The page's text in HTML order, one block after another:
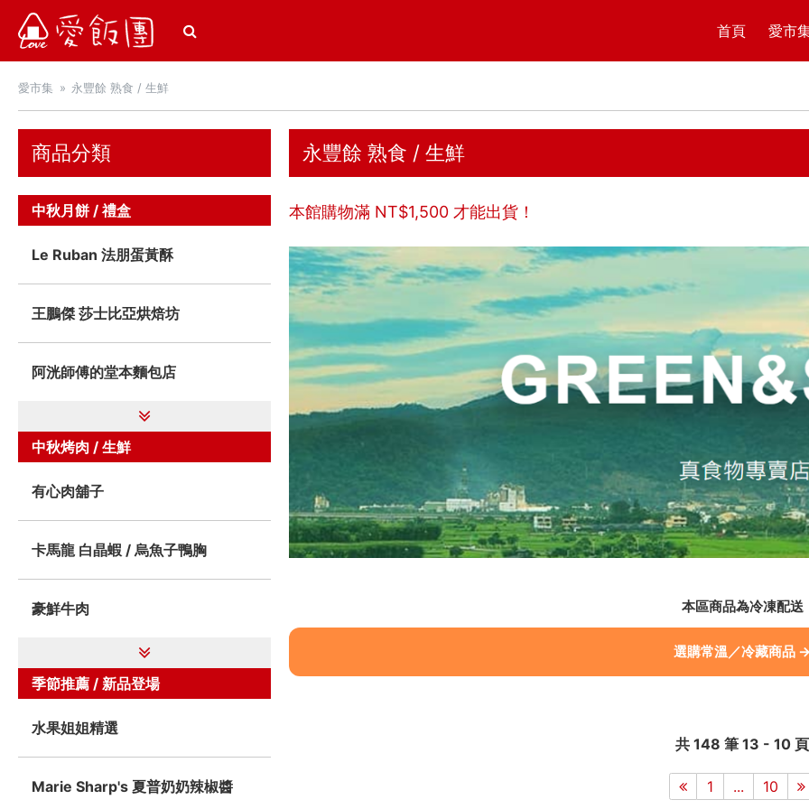
愛飯團 首頁 愛市
愛市集 永豐餘 熟食 / 生鮮
永豐餘 熟食 / 生鮮
本館購物滿 NT$1,500 才能出貨！
本區商品為冷凍配送
選購常溫／冷藏商品
共 148 筆 13 - 10 頁
1 ... 10
商品分類
中秋月餅 / 禮盒
Le Ruban 法朋蛋黃酥
王鵬傑 莎士比亞烘焙坊
阿洸師傅的堂本麵包店
中秋烤肉 / 生鮮
有心肉舖子
卡馬龍 白晶蝦 / 烏魚子鴨胸
豪鮮牛肉
季節推薦 / 新品登場
水果姐姐精選
Marie Sharp's 夏普奶奶辣椒醬